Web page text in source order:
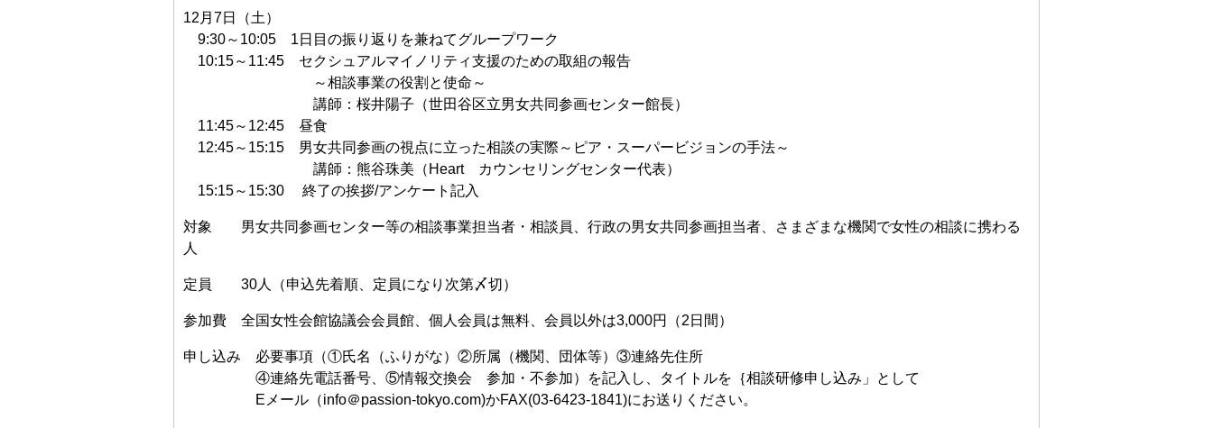
12月7日（土）
9:30～10:05 1日目の振り返りを兼ねてグループワーク
10:15～11:45 セクシュアルマイノリティ支援のための取組の報告
～相談事業の役割と使命～
講師：桜井陽子（世田谷区立男女共同参画センター館長）
11:45～12:45 昼食
12:45～15:15 男女共同参画の視点に立った相談の実際～ピア・スーパービジョンの手法～
講師：熊谷珠美（Heart カウンセリングセンター代表）
15:15～15:30 終了の挨拶/アンケート記入
対象 男女共同参画センター等の相談事業担当者・相談員、行政の男女共同参画担当者、さまざまな機関で女性の相談に携わる
人
定員 30人（申込先着順、定員になり次第〆切）
参加費 全国女性会館協議会会員館、個人会員は無料、会員以外は3,000円（2日間）
申し込み 必要事項（①氏名（ふりがな）②所属（機関、団体等）③連絡先住所
④連絡先電話番号、⑤情報交換会 参加・不参加）を記入し、タイトルを｛相談研修申し込み」として
Eメール（info＠passion-tokyo.com)かFAX(03-6423-1841)にお送りください。